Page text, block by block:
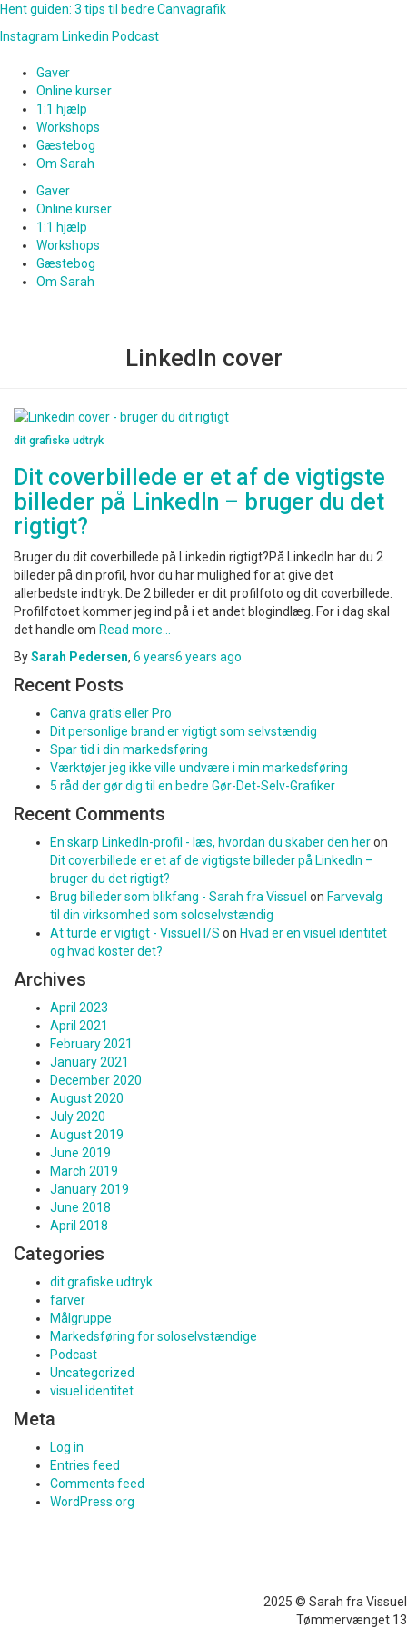
Hent guiden: 3 tips til bedre Canvagrafik
Instagram Linkedin Podcast
Gaver
Online kurser
1:1 hjælp
Workshops
Gæstebog
Om Sarah
Gaver
Online kurser
1:1 hjælp
Workshops
Gæstebog
Om Sarah
LinkedIn cover
dit grafiske udtryk
Dit coverbillede er et af de vigtigste
billeder på LinkedIn – bruger du det
rigtigt?
Bruger du dit coverbillede på Linkedin rigtigt?På LinkedIn har du 2
billeder på din profil, hvor du har mulighed for at give det
allerbedste indtryk. De 2 billeder er dit profilfoto og dit coverbillede.
Profilfotoet kommer jeg ind på i et andet blogindlæg. For i dag skal
det handle om Read more…
BySarah Pedersen, 6 years6 years ago
Recent Posts
Canva gratis eller Pro
Dit personlige brand er vigtigt som selvstændig
Spar tid i din markedsføring
Værktøjer jeg ikke ville undvære i min markedsføring
5 råd der gør dig til en bedre Gør-Det-Selv-Grafiker
Recent Comments
En skarp LinkedIn-profil - læs, hvordan du skaber den heron
Dit coverbillede er et af de vigtigste billeder på LinkedIn –
bruger du det rigtigt?
Brug billeder som blikfang - Sarah fra Vissuel on Farvevalg
til din virksomhed som soloselvstændig
At turde er vigtigt - Vissuel I/S on Hvad er en visuel identitet
og hvad koster det?
Archives
April 2023
April 2021
February 2021
January 2021
December 2020
August 2020
July 2020
August 2019
June 2019
March 2019
January 2019
June 2018
April 2018
Categories
dit grafiske udtryk
farver
Målgruppe
Markedsføring for soloselvstændige
Podcast
Uncategorized
visuel identitet
Meta
Log in
Entries feed
Comments feed
WordPress.org
2025 © Sarah fra Vissuel
Tømmervænget 13